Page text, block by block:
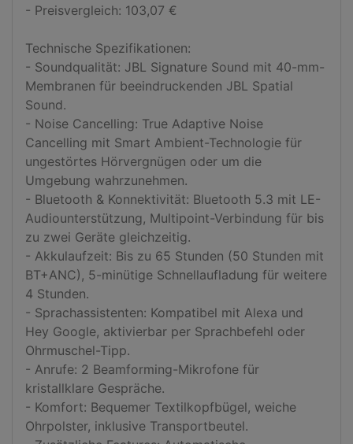
- Preisvergleich: 103,07 €
Technische Spezifikationen:
- Soundqualität: JBL Signature Sound mit 40-mm-
Membranen für beeindruckenden JBL Spatial
Sound.
- Noise Cancelling: True Adaptive Noise
Cancelling mit Smart Ambient-Technologie für
ungestörtes Hörvergnügen oder um die
Umgebung wahrzunehmen.
- Bluetooth & Konnektivität: Bluetooth 5.3 mit LE-
Audiounterstützung, Multipoint-Verbindung für bis
zu zwei Geräte gleichzeitig.
- Akkulaufzeit: Bis zu 65 Stunden (50 Stunden mit
BT+ANC), 5-minütige Schnellaufladung für weitere
4 Stunden.
- Sprachassistenten: Kompatibel mit Alexa und
Hey Google, aktivierbar per Sprachbefehl oder
Ohrmuschel-Tipp.
- Anrufe: 2 Beamforming-Mikrofone für
kristallklare Gespräche.
- Komfort: Bequemer Textilkopfbügel, weiche
Ohrpolster, inklusive Transportbeutel.